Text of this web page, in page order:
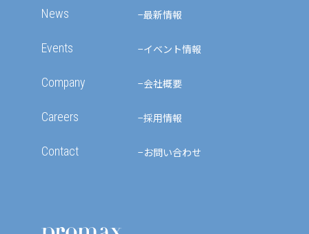
News 最新情報
Events イベント情報
Company 会社概要
Careers 採用情報
Contact お問い合わせ